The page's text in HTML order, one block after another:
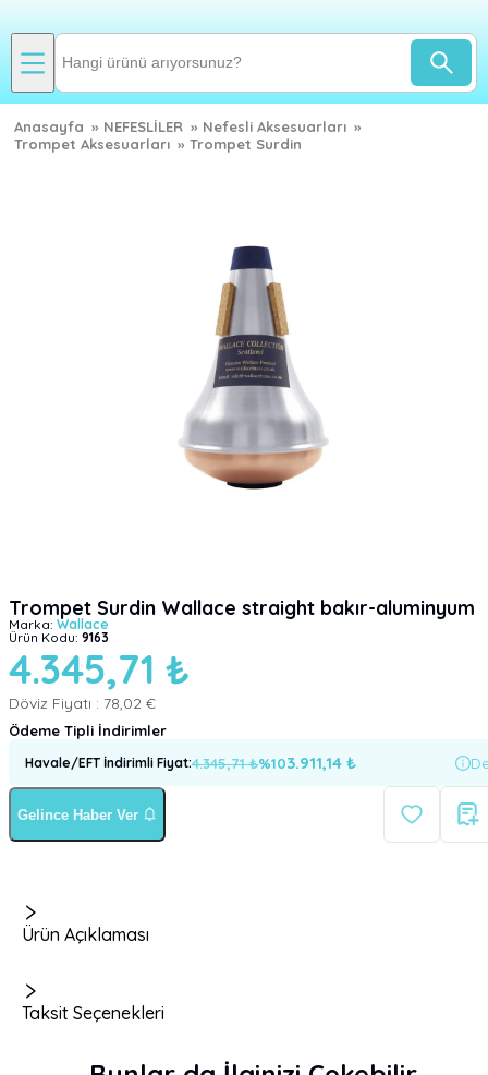
Anasayfa » NEFESLİLER » Nefesli Aksesuarları »
Trompet Aksesuarları » Trompet Surdin
Trompet Surdin Wallace straight bakır-aluminyum
Marka: Wallace
Ürün Kodu: 9163
4.345,71 ₺
Döviz Fiyatı : 78,02 €
Ödeme Tipli İndirimler
Havale/EFT İndirimli Fiyat:4.345,71₺%103.911,14 ₺
Gelince Haber Ver
Ürün Açıklaması
Taksit Seçenekleri